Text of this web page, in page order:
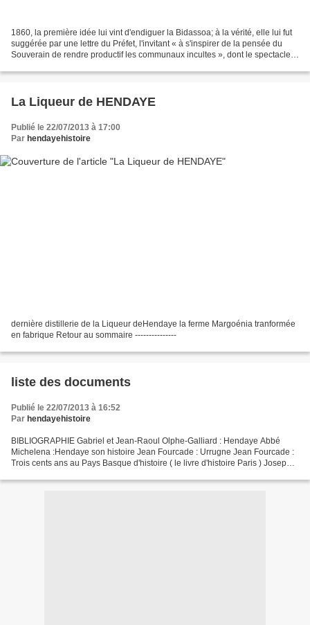
1860, la première idée lui vint d'endiguer la Bidassoa; à la vérité, elle lui fut
suggérée par une lettre du Préfet, l'invitant « à s'inspirer de la pensée du
Souverain de rendre productif les communaux incultes », dont le spectacle
La Liqueur de HENDAYE
Publié le 22/07/2013 à 17:00
Par hendayehistoire
dernière distillerie de la Liqueur deHendaye la ferme Margoénia tranformée
en fabrique Retour au sommaire ---------------
liste des documents
Publié le 22/07/2013 à 16:52
Par hendayehistoire
BIBLIOGRAPHIE Gabriel et Jean-Raoul Olphe-Galliard : Hendaye Abbé
Michelena :Hendaye son histoire Jean Fourcade : Urrugne Jean Fourcade :
Trois cents ans au Pays Basque d'histoire ( le livre d'histoire Paris ) Joseph